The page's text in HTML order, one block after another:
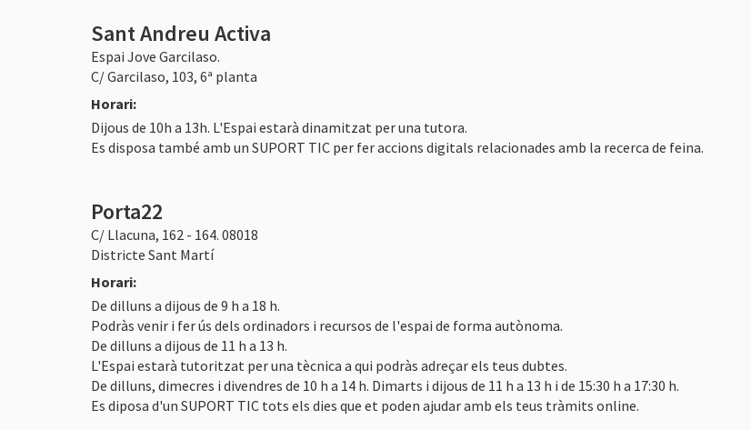
Sant Andreu Activa
Espai Jove Garcilaso.
C/ Garcilaso, 103, 6ª planta
Horari:
Dijous de 10h a 13h. L'Espai estarà dinamitzat per una tutora.
Es disposa també amb un SUPORT TIC per fer accions digitals relacionades amb la recerca de feina.
Porta22
C/ Llacuna, 162 - 164. 08018
Districte Sant Martí
Horari:
De dilluns a dijous de 9 h a 18 h.
Podràs venir i fer ús dels ordinadors i recursos de l'espai de forma autònoma.
De dilluns a dijous de 11 h a 13 h.
L'Espai estarà tutoritzat per una tècnica a qui podràs adreçar els teus dubtes.
De dilluns, dimecres i divendres de 10 h a 14 h. Dimarts i dijous de 11 h a 13 h i de 15:30 h a 17:30 h.
Es diposa d'un SUPORT TIC tots els dies que et poden ajudar amb els teus tràmits online.